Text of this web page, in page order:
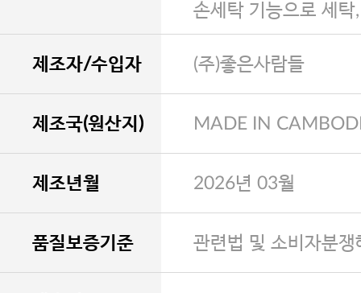
손세탁 기능으로 세탁
제조자/수입자 (주)좋은사람들
제조국(원산지) MADE IN
제조년월 2026년 03월
품질보증기준 관련법 및 소비자분